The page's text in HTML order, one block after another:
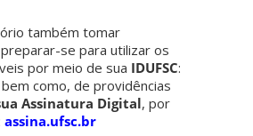
também tomar
se para utilizar os
por meio de sua IDUFSC:
bem como, de providências
Assinatura Digital, por
assina.ufsc.br